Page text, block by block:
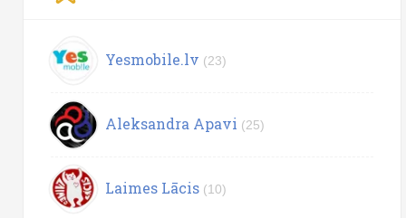
Yesmobile.lv (23)
Aleksandra Apavi (25)
Laimes Lācis (10)